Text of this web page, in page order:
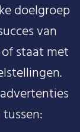
doelgroep
van
staat met